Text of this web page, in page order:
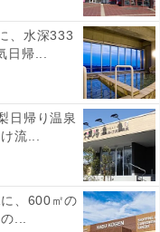
、水深333
日帰...
日帰り温泉
流...
、600㎡の
...